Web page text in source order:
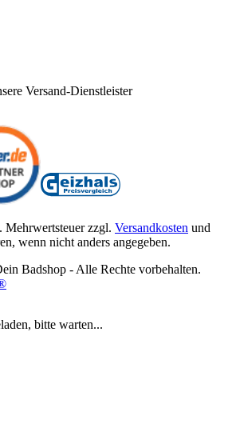
Versand-Dienstleister
Mehrwertsteuer zzgl. Versandkosten und
wenn nicht anders angegeben.
Badshop - Alle Rechte vorbehalten.
bitte warten...